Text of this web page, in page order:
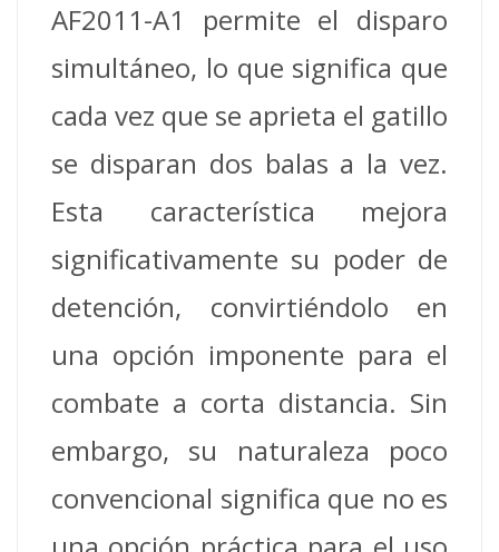
AF2011-A1 permite el disparo
simultáneo, lo que significa que
cada vez que se aprieta el gatillo
se disparan dos balas a la vez.
Esta característica mejora
significativamente su poder de
detención, convirtiéndolo en
una opción imponente para el
combate a corta distancia. Sin
embargo, su naturaleza poco
convencional significa que no es